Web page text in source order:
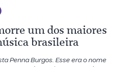
um dos maiores
brasileira
Penna Burgos. Esse era o nome